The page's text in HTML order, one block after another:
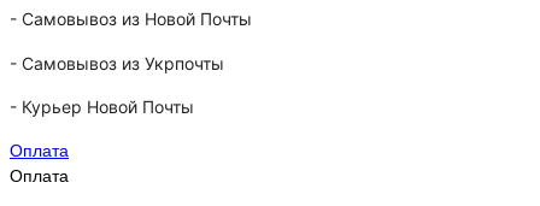
- Самовывоз из Новой Почты
- Самовывоз из Укрпочты
- Курьер Новой Почты
Оплата
Оплата